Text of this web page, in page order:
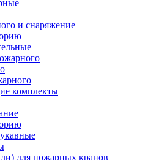
и снаряжение
комплекты
для пожарных кранов